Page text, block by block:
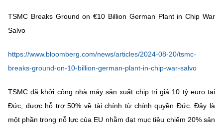
TSMC Breaks Ground on €10 Billion German Plant in Chip War
Salvo
https://www.bloomberg.com/news/articles/2024-08-20/tsmc-
breaks-ground-on-10-billion-german-plant-in-chip-war-salvo
TSMC đã khởi công nhà máy sản xuất chip trị giá 10 tỷ euro tại
Đức, được hỗ trợ 50% về tài chính từ chính quyền Đức. Đây là
một phần trong nỗ lực của EU nhằm đạt mục tiêu chiếm 20% sản